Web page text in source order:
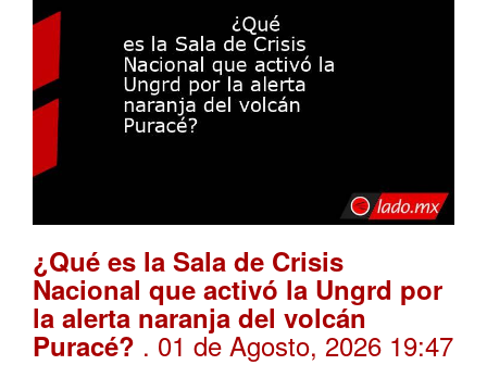
¿Qué es la Sala de Crisis
Nacional que activó la Ungrd por
la alerta naranja del volcán
Puracé? . 01 de Agosto, 2026 19:47